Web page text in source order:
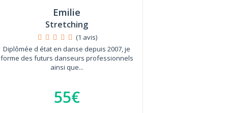
Emilie
Stretching
(1 avis)
Diplômée d état en danse depuis 2007, je
forme des futurs danseurs professionnels
ainsi que...
55€